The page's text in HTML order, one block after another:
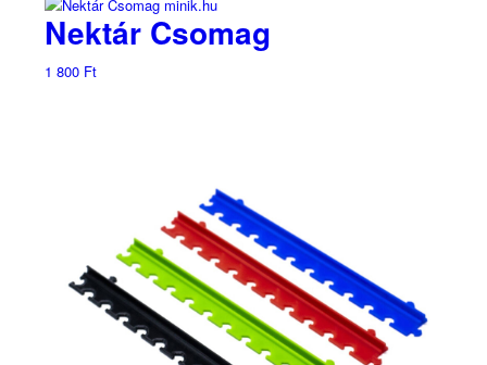
Nektár Csomag
1 800 Ft